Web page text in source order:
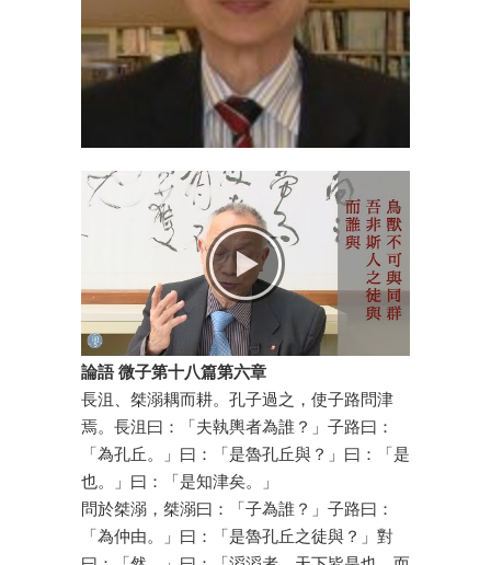
論語 微子第十八篇第六章
長沮、桀溺耦而耕。孔子過之，使子路問津
焉。長沮曰：「夫執輿者為誰？」子路曰：
「為孔丘。」曰：「是魯孔丘與？」曰：「是
也。」曰：「是知津矣。」
問於桀溺，桀溺曰：「子為誰？」子路曰：
「為仲由。」曰：「是魯孔丘之徒與？」對